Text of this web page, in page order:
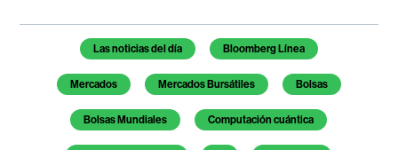
Temas de este artículo
Las noticias del día Bloomberg Línea
Mercados Mercados Bursátiles Bolsas
Bolsas Mundiales Computación cuántica